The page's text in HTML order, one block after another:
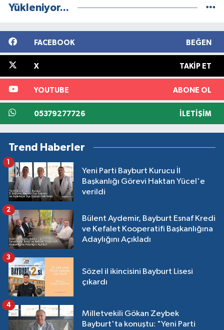
Yükleniyor...
FACEBOOK BEĞEN
X TAKIP ET
YOUTUBE ABONE OL
05379277726 İLETIŞIM
Trend Haberler
Yeni Parti Bayburt Kurucu İl
Başkanlığı Görevi Haktan Yücel'e
verildi
1
Bülent Aydemir, Bayburt Esnaf Kredi
ve Kefalet Kooperatifi Başkanlığına
Adaylığını Açıkladı
2
Sözel il ikincisini Bayburt Lisesi
çıkardı
3
Milletvekili Gökan Zeybek
Bayburt'ta konuştu: "Yeni Parti
4